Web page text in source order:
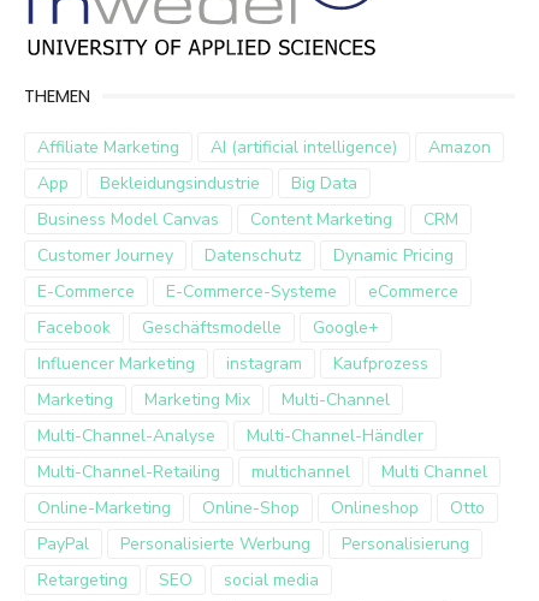
THEMEN
Affiliate Marketing AI (artificial intelligence)
Amazon
App
Bekleidungsindustrie
Big Data
Business Model Canvas
Content Marketing
CRM
Customer Journey
Datenschutz
Dynamic Pricing
E-Commerce
E-Commerce-Systeme
eCommerce
Facebook
Geschäftsmodelle
Google+
Influencer Marketing
instagram
Kaufprozess
Marketing
Marketing Mix
Multi-Channel
Multi-Channel-Analyse
Multi-Channel-Händler
Multi-Channel-Retailing
multichannel
Multi Channel
Online-Marketing
Online-Shop Onlineshop
Otto
PayPal
Personalisierte Werbung
Personalisierung
Retargeting
SEO
social media